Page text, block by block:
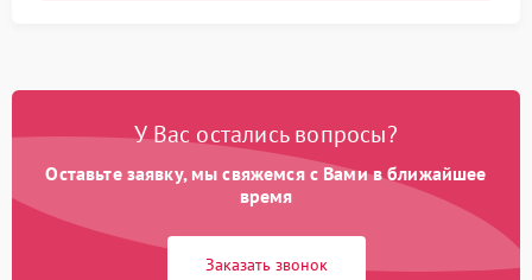
У Вас остались вопросы?
Оставьте заявку, мы свяжемся с Вами в ближайшее
время
Заказать звонок